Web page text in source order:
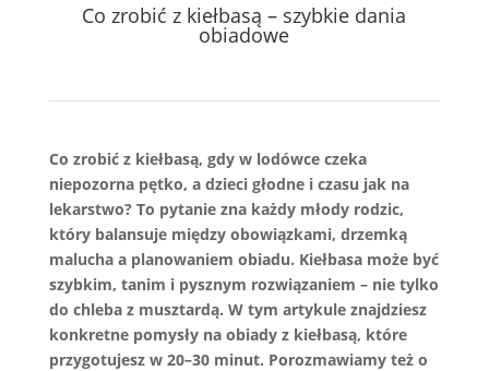
Co zrobić z kiełbasą – szybkie dania
obiadowe
Co zrobić z kiełbasą, gdy w lodówce czeka
niepozorna pętko, a dzieci głodne i czasu jak na
lekarstwo? To pytanie zna każdy młody rodzic,
który balansuje między obowiązkami, drzemką
malucha a planowaniem obiadu. Kiełbasa może być
szybkim, tanim i pysznym rozwiązaniem – nie tylko
do chleba z musztardą. W tym artykule znajdziesz
konkretne pomysły na obiady z kiełbasą, które
przygotujesz w 20–30 minut. Porozmawiamy też o